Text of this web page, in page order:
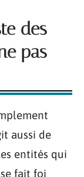
des
pas
aussi de
entités qui
fait foi